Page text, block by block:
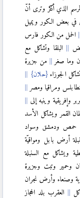
الذي أذكر وترى أنّ
في بعض الكور ويميل
الحمل من الكور فارس
البلقا وتشاكل مع
وما صغر
من جزيرة
الجوزاء{حلان}
ومراقيا ومصر
وإفريقية وينبه إلى
القمر ويشاكل الأسد
ودمشق وسواد
أرض بابل ومواقيّة
ويشاكل مع السنبلة
وحمير وتبت وجزيرة
وصنعاء وأرض نجران
العقرب بلد الحجاز